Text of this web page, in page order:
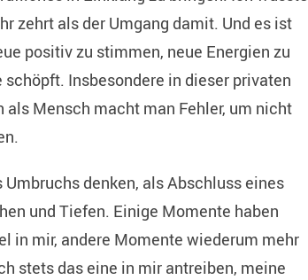
zehrt als der Umgang damit. Und es ist
positiv zu stimmen, neue Energien zu
Insbesondere in dieser privaten
Mensch macht man Fehler, um nicht
denken, als Abschluss eines
und Tiefen. Einige Momente haben
in mir, andere Momente wiederum mehr
stets das eine in mir antreiben, meine